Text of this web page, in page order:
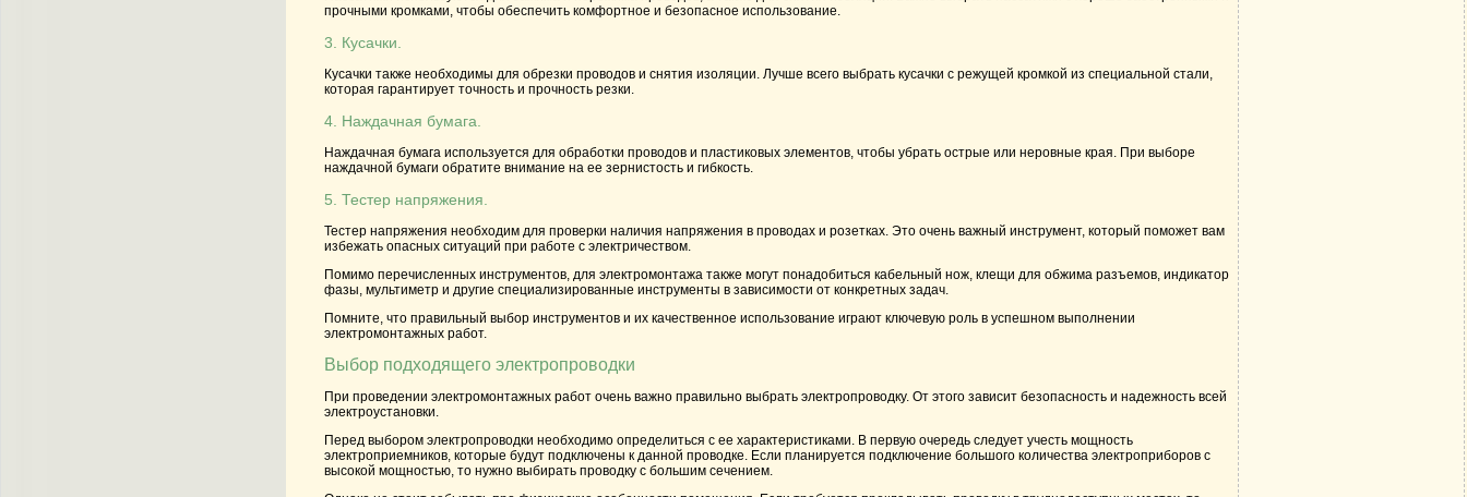
прочными кромками, чтобы обеспечить комфортное и безопасное использование.
3. Кусачки.
Кусачки также необходимы для обрезки проводов и снятия изоляции. Лучше всего выбрать кусачки с режущей кромкой из специальной стали,
которая гарантирует точность и прочность резки.
4. Наждачная бумага.
Наждачная бумага используется для обработки проводов и пластиковых элементов, чтобы убрать острые или неровные края. При выборе
наждачной бумаги обратите внимание на ее зернистость и гибкость.
5. Тестер напряжения.
Тестер напряжения необходим для проверки наличия напряжения в проводах и розетках. Это очень важный инструмент, который поможет вам
избежать опасных ситуаций при работе с электричеством.
Помимо перечисленных инструментов, для электромонтажа также могут понадобиться кабельный нож, клещи для обжима разъемов, индикатор
фазы, мультиметр и другие специализированные инструменты в зависимости от конкретных задач.
Помните, что правильный выбор инструментов и их качественное использование играют ключевую роль в успешном выполнении
электромонтажных работ.
Выбор подходящего электропроводки
При проведении электромонтажных работ очень важно правильно выбрать электропроводку. От этого зависит безопасность и надежность всей
электроустановки.
Перед выбором электропроводки необходимо определиться с ее характеристиками. В первую очередь следует учесть мощность
электроприемников, которые будут подключены к данной проводке. Если планируется подключение большого количества электроприборов с
высокой мощностью, то нужно выбирать проводку с большим сечением.